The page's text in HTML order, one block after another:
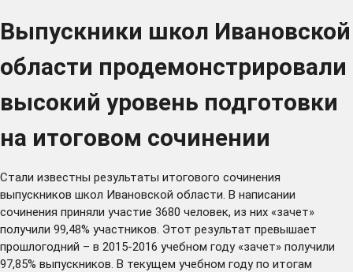
Выпускники школ Ивановской
области продемонстрировали
высокий уровень подготовки
на итоговом сочинении
Стали известны результаты итогового сочинения
выпускников школ Ивановской области. В написании
сочинения приняли участие 3680 человек, из них «зачет»
получили 99,48% участников. Этот результат превышает
прошлогодний – в 2015-2016 учебном году «зачет» получили
97,85% выпускников. В текущем учебном году по итогам